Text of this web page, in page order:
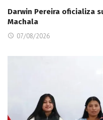
Darwin Pereira oficializa
Machala
07/08/2026